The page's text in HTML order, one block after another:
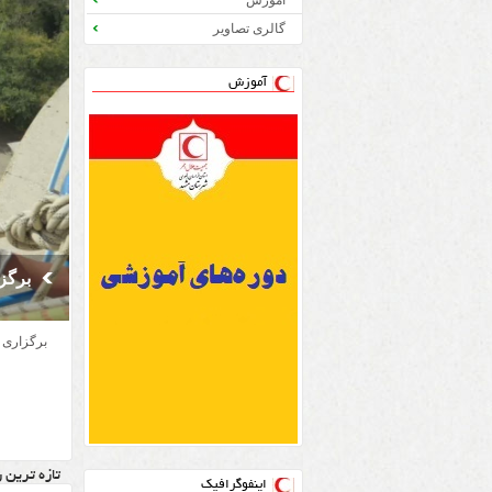
گالری تصاویر
آموزش
اینفوگرافیک
به
آیین
کاظم
۲ مصدوم در حادثه واژگونی خودرو در محور مشهد به تربت حیدریه
تازه ترین